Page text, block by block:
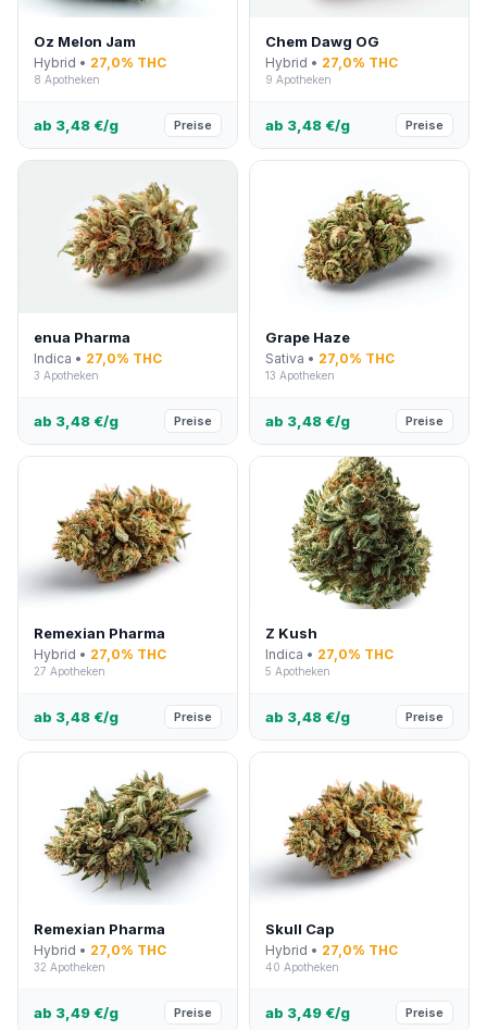
Oz Melon Jam
Hybrid • 27,0% THC
8 Apotheken
ab 3,48 €/g Preise
Chem Dawg OG
Hybrid • 27,0% THC
9 Apotheken
ab 3,48 €/g Preise
enua Pharma
Indica • 27,0% THC
3 Apotheken
ab 3,48 €/g Preise
Grape Haze
Sativa • 27,0% THC
13 Apotheken
ab 3,48 €/g Preise
Remexian Pharma
Hybrid • 27,0% THC
27 Apotheken
ab 3,48 €/g Preise
Z Kush
Indica • 27,0% THC
5 Apotheken
ab 3,48 €/g Preise
Remexian Pharma
Hybrid • 27,0% THC
32 Apotheken
ab 3,49 €/g Preise
Skull Cap
Hybrid • 27,0% THC
40 Apotheken
ab 3,49 €/g Preise